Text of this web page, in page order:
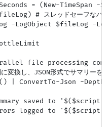
= (New-TimeSpan -
# スレッドセーフなバッ
-LogObject $fileLog -
file processing
換し、JSON形式でサマリーを
| ConvertTo-Json -
saved to
logged to